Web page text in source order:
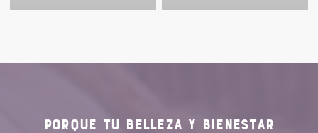
PORQUE TU BELLEZA Y BIENESTAR